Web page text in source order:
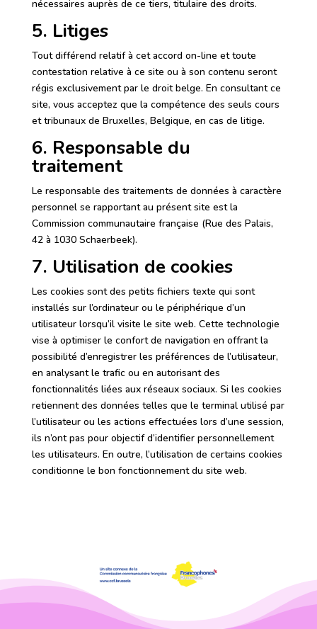
nécessaires auprès de ce tiers, titulaire des droits.
5. Litiges
Tout différend relatif à cet accord on-line et toute
contestation relative à ce site ou à son contenu seront
régis exclusivement par le droit belge. En consultant ce
site, vous acceptez que la compétence des seuls cours
et tribunaux de Bruxelles, Belgique, en cas de litige.
6. Responsable du
traitement
Le responsable des traitements de données à caractère
personnel se rapportant au présent site est la
Commission communautaire française (Rue des Palais,
42 à 1030 Schaerbeek).
7. Utilisation de cookies
Les cookies sont des petits fichiers texte qui sont
installés sur l’ordinateur ou le périphérique d’un
utilisateur lorsqu’il visite le site web. Cette technologie
vise à optimiser le confort de navigation en offrant la
possibilité d’enregistrer les préférences de l’utilisateur,
en analysant le trafic ou en autorisant des
fonctionnalités liées aux réseaux sociaux. Si les cookies
retiennent des données telles que le terminal utilisé par
l’utilisateur ou les actions effectuées lors d’une session,
ils n’ont pas pour objectif d’identifier personnellement
les utilisateurs. En outre, l’utilisation de certains cookies
conditionne le bon fonctionnement du site web.